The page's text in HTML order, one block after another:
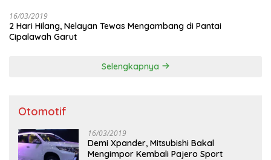
16/03/2019
2 Hari Hilang, Nelayan Tewas Mengambang di Pantai
Cipalawah Garut
Selengkapnya
Otomotif
16/03/2019
Demi Xpander, Mitsubishi Bakal
Mengimpor Kembali Pajero Sport